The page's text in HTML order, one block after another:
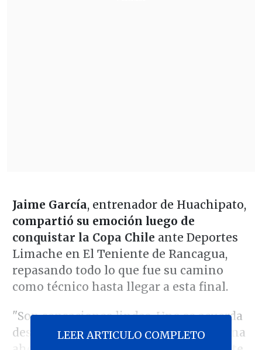
Jaime García, entrenador de Huachipato,
compartió su emoción luego de
conquistar la Copa Chile ante Deportes
Limache en El Teniente de Rancagua,
repasando todo lo que fue su camino
como técnico hasta llegar a esta final.
"Son sensaciones lindas. Uno se acuerda
desde cuando empezó por cómo termina
LEER ARTICULO COMPLETO